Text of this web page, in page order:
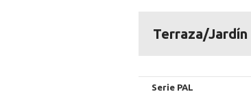
Terraza/Jardín
Serie PAL